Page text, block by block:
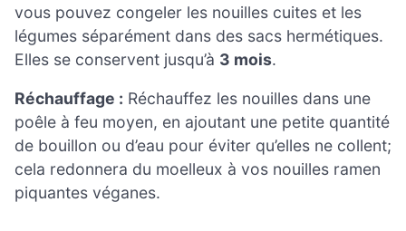
vous pouvez congeler les nouilles cuites et les
légumes séparément dans des sacs hermétiques.
Elles se conservent jusqu’à 3 mois.
Réchauffage : Réchauffez les nouilles dans une
poêle à feu moyen, en ajoutant une petite quantité
de bouillon ou d’eau pour éviter qu’elles ne collent;
cela redonnera du moelleux à vos nouilles ramen
piquantes véganes.